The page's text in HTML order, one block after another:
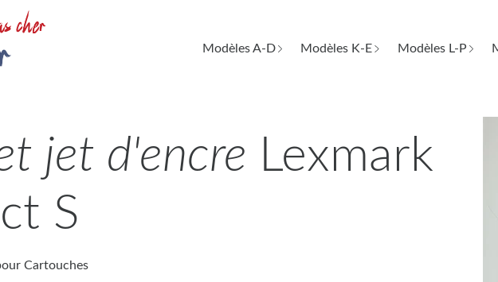
Modèles A-D Modèles K-E Modèles L-P
jet d'encre Lexmark
S
Cartouches